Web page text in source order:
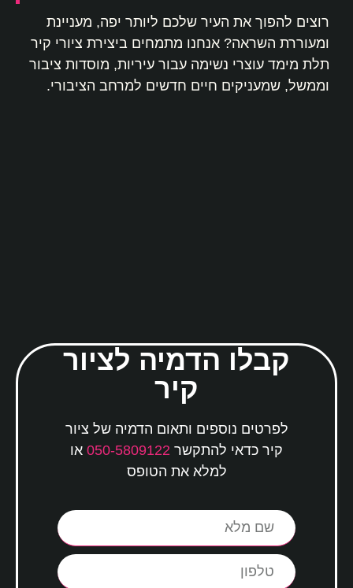
רוצים להפוך את העיר שלכם ליותר יפה, מעניינת
ומעוררת השראה? אנחנו מתמחים ביצירת ציורי קיר
תלת מימד עוצרי נשימה עבור עיריות, מוסדות ציבור
וממשל, שמעניקים חיים חדשים למרחב הציבורי.
קבלו הדמיה לציור
קיר
לפרטים נוספים ותאום הדמיה של ציור
קיר כדאי להתקשר 050-5809122 או
למלא את הטופס